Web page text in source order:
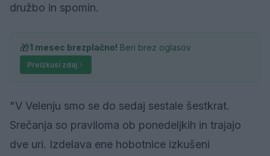
družbo in spomin.
🎁1 mesec brezplačno! Beri brez oglasov
Preizkusi zdaj
"V Velenju smo se do sedaj sestale šestkrat.
Srečanja so praviloma ob ponedeljkih in trajajo
dve uri. Izdelava ene hobotnice izkušeni